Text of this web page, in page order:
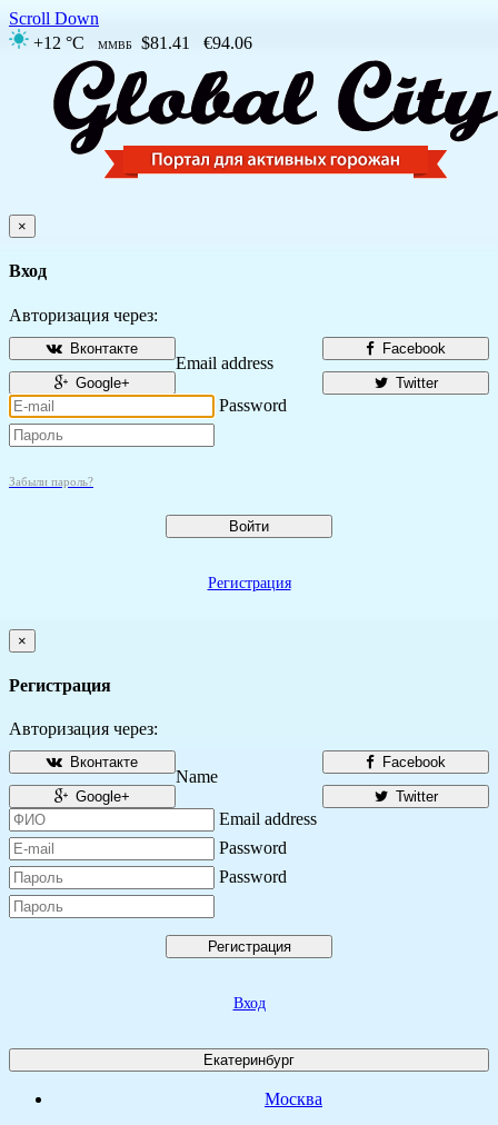
Scroll Down
+12 °C
ММВБ $81.41 €94.06
×
Вход
Авторизация через:
Facebook
Вконтакте
Twitter
Google+
Email address
Password
Забыли пароль?
Войти
Регистрация
×
Регистрация
Авторизация через:
Facebook
Вконтакте
Twitter
Google+
Name
Email address
Password
Password
Регистрация
Вход
Екатеринбург
Москва